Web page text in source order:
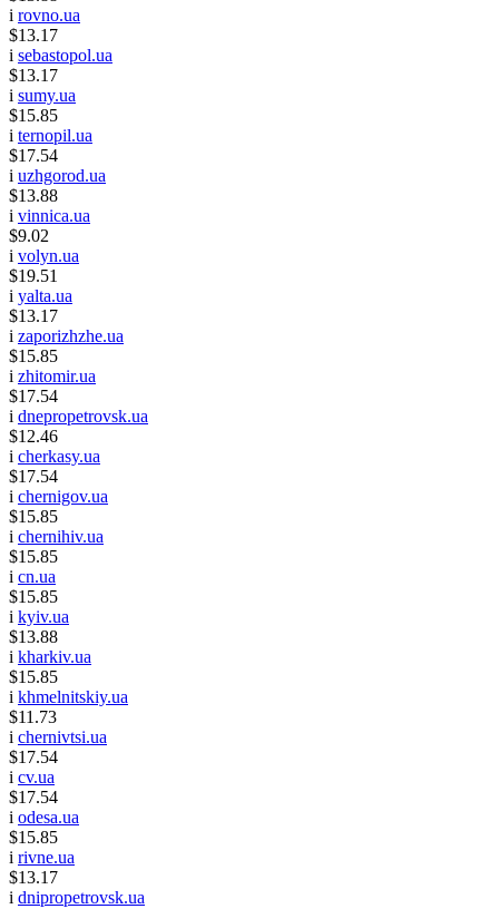
i rovno.ua
$13.17
i sebastopol.ua
$13.17
i sumy.ua
$15.85
i ternopil.ua
$17.54
i uzhgorod.ua
$13.88
i vinnica.ua
$9.02
i volyn.ua
$19.51
i yalta.ua
$13.17
i zaporizhzhe.ua
$15.85
i zhitomir.ua
$17.54
i dnepropetrovsk.ua
$12.46
i cherkasy.ua
$17.54
i chernigov.ua
$15.85
i chernihiv.ua
$15.85
i cn.ua
$15.85
i kyiv.ua
$13.88
i kharkiv.ua
$15.85
i khmelnitskiy.ua
$11.73
i chernivtsi.ua
$17.54
i cv.ua
$17.54
i odesa.ua
$15.85
i rivne.ua
$13.17
i dnipropetrovsk.ua